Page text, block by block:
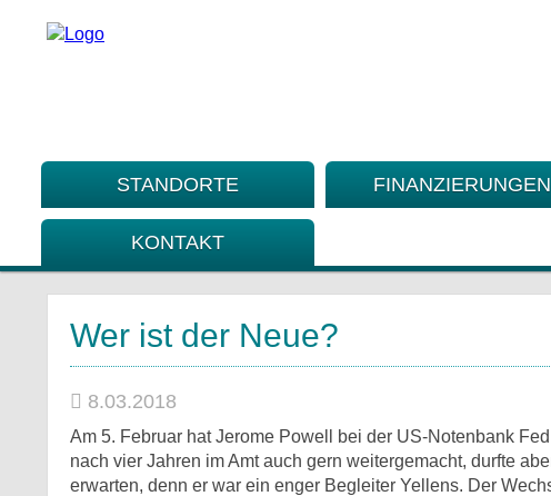
STANDORTE FINANZIERUNGEN
KONTAKT
Wer ist der Neue?
8.03.2018
Am 5. Februar hat Jerome Powell bei der US-Notenbank
nach vier Jahren im Amt auch gern weitergemacht, durfte
erwarten, denn er war ein enger Begleiter Yellens. Der